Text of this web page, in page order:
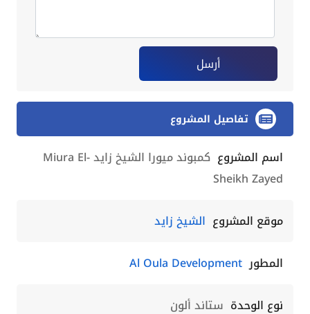
أرسل
تفاصيل المشروع
اسم المشروع
كمبوند ميورا الشيخ زايد Miura El-
Sheikh Zayed
موقع المشروع الشيخ زايد
المطور Al Oula Development
نوع الوحدة ستاند ألون